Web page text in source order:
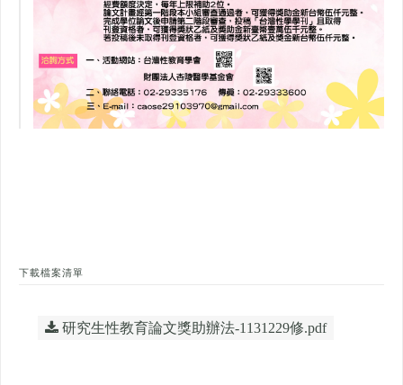
下載檔案清單
研究生性教育論文獎助辦法-1131229修.pdf